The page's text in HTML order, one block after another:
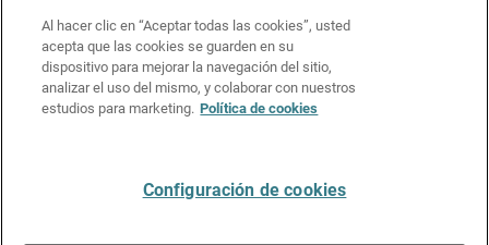
Política de cookies
Política de privacidad
Kit de medios y marca
Al hacer clic en “Aceptar todas las cookies”, usted
acepta que las cookies se guarden en su
dispositivo para mejorar la navegación del sitio,
analizar el uso del mismo, y colaborar con nuestros
estudios para marketing. Política de cookies
Configuración de cookies